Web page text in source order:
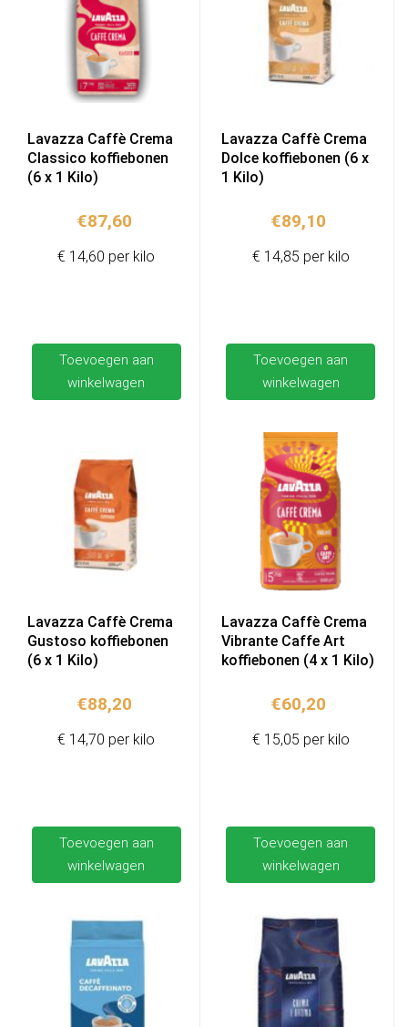
Lavazza Caffè Crema
Classico koffiebonen
(6 x 1 Kilo)
€87,60
Toevoegen aan
winkelwagen
€ 14,60 per kilo
Lavazza Caffè Crema
Dolce koffiebonen (6 x
1 Kilo)
€89,10
Toevoegen aan
winkelwagen
€ 14,85 per kilo
Lavazza Caffè Crema
Gustoso koffiebonen
(6 x 1 Kilo)
€88,20
Toevoegen aan
winkelwagen
€ 14,70 per kilo
Lavazza Caffè Crema
Vibrante Caffe Art
koffiebonen (4 x 1 Kilo)
€60,20
Toevoegen aan
winkelwagen
€ 15,05 per kilo